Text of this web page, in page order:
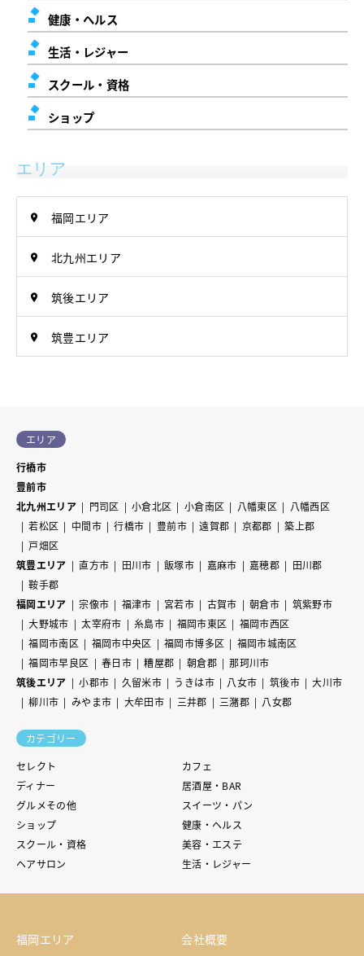
健康・ヘルス
生活・レジャー
スクール・資格
ショップ
エリア
福岡エリア
北九州エリア
筑後エリア
筑豊エリア
エリア
行橋市
豊前市
北九州エリア
門司区 小倉北区 小倉南区 八幡東区
八幡西区
若松区
中間市 行橋市 豊前市 遠賀郡 京都郡
築上郡
戸畑区
筑豊エリア
直方市 田川市 飯塚市 嘉麻市 嘉穂郡
田川郡
鞍手郡
福岡エリア
宗像市 福津市 宮若市 古賀市 朝倉市
筑紫野市
大野城市
太宰府市 糸島市 福岡市東区
福岡市西区
福岡市南区
福岡市中央区 福岡市博多区
福岡市城南区
福岡市早良区
春日市 糟屋郡 朝倉郡
那珂川市
筑後エリア
小郡市 久留米市 うきは市 八女市 筑後市
大川市
柳川市
みやま市 大牟田市 三井郡 三潴郡 八女郡
カテゴリー
セレクト
カフェ
ディナー
居酒屋・BAR
グルメその他
スイーツ・パン
ショップ
健康・ヘルス
スクール・資格
美容・エステ
ヘアサロン
生活・レジャー
福岡エリア 会社概要